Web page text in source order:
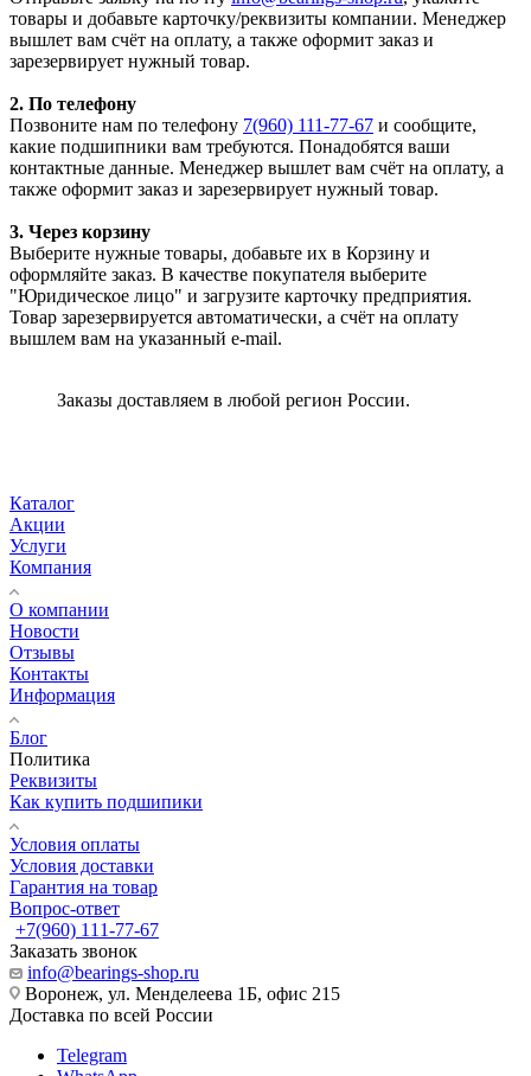
товары и добавьте карточку/реквизиты компании. Менеджер
вышлет вам счёт на оплату, а также оформит заказ и
зарезервирует нужный товар.
2. По телефону
Позвоните нам по телефону 7(960) 111-77-67 и сообщите,
какие подшипники вам требуются. Понадобятся ваши
контактные данные. Менеджер вышлет вам счёт на оплату, а
также оформит заказ и зарезервирует нужный товар.
3. Через корзину
Выберите нужные товары, добавьте их в Корзину и
оформляйте заказ. В качестве покупателя выберите
"Юридическое лицо" и загрузите карточку предприятия.
Товар зарезервируется автоматически, а счёт на оплату
вышлем вам на указанный e-mail.
Заказы доставляем в любой регион России.
Каталог
Акции
Услуги
Компания
О компании
Новости
Отзывы
Контакты
Информация
Блог
Политика
Реквизиты
Как купить подшипики
Условия оплаты
Условия доставки
Гарантия на товар
Вопрос-ответ
+7(960) 111-77-67
Заказать звонок
info@bearings-shop.ru
Воронеж, ул. Менделеева 1Б, офис 215
Доставка по всей России
Telegram